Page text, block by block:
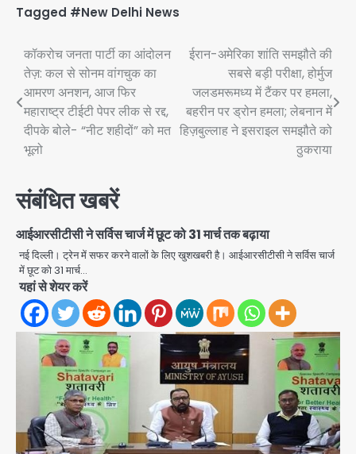
Tagged #New Delhi News
Post
navigation
कॉकरोच जनता पार्टी का आंदोलन
तेज़: कल से सोनम वांगचुक का
आमरण अनशन, आज फिर
महाराष्ट्र टीईटी पेपर लीक से रद्द,
दीपके बोले- “नीट शहीदों” को मत
भूलो
ईरान-अमेरिका शांति समझौते की
सबसे बड़ी परीक्षा, होर्मुज
जलडमरूमध्य में टैंकर पर हमला,
बहरीन पर ड्रोन हमला; लेबनान में
हिज़बुल्लाह ने इसराइल समझौते को
ठुकराया
संबंधित खबरें
आईआरसीटीसी ने सर्विस चार्ज में छूट को 31 मार्च तक बढ़ाया
नई दिल्ली। ट्रेन में सफर करने वालों के लिए खुशखबरी है। आईआरसीटीसी ने सर्विस चार्ज
में छूट को 31 मार्च…
यहां से शेयर करें